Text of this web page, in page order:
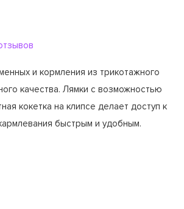
и кормления из трикотажного
качества. Лямки с возможностью
кокетка на клипсе делает доступ к
быстрым и удобным.